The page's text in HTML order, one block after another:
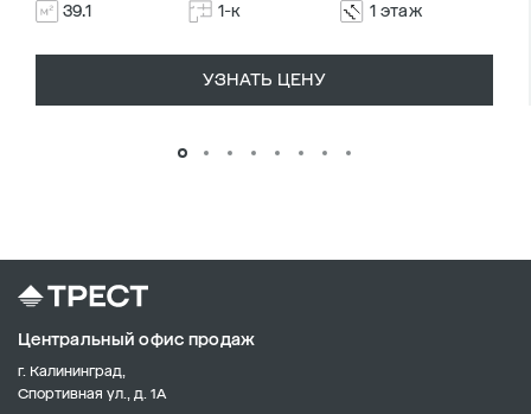
39.1 1-к 1 этаж
УЗНАТЬ ЦЕНУ
Центральный офис продаж
г. Калининград,
Спортивная ул., д. 1А